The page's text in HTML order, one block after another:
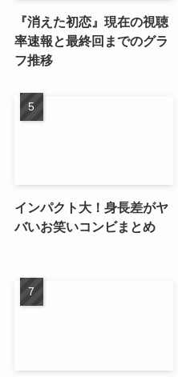
『消えた初恋』現在の視聴
率速報と最終回までのグラ
フ推移
インパクト大！身長差がヤ
バいお笑いコンビまとめ